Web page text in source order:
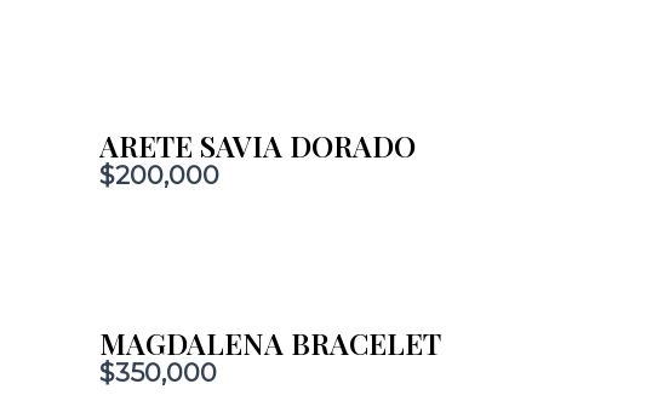
ARETE SAVIA DORADO
$200,000
MAGDALENA BRACELET
$350,000